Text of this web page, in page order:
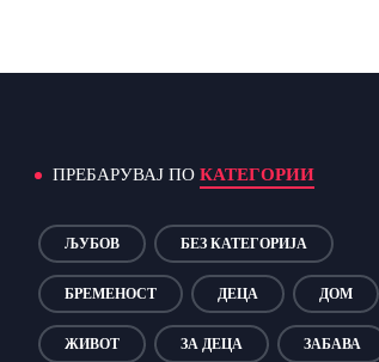
ПРЕБАРУВАЈ ПО КАТЕГОРИИ
ЉУБОВ БЕЗ КАТЕГОРИЈА
БРЕМЕНОСТ ДЕЦА ДОМ
ЖИВОТ ЗА ДЕЦА ЗАБАВА